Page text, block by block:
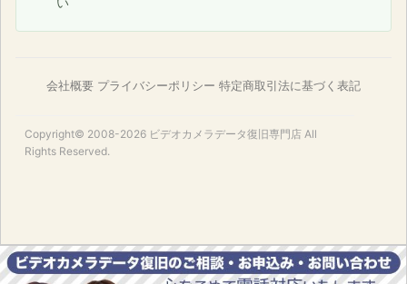
い
会社概要 プライバシーポリシー 特定商取引法に基づく表記
Copyright© 2008-2026 ビデオカメラデータ復旧専門店 All
Rights Reserved.